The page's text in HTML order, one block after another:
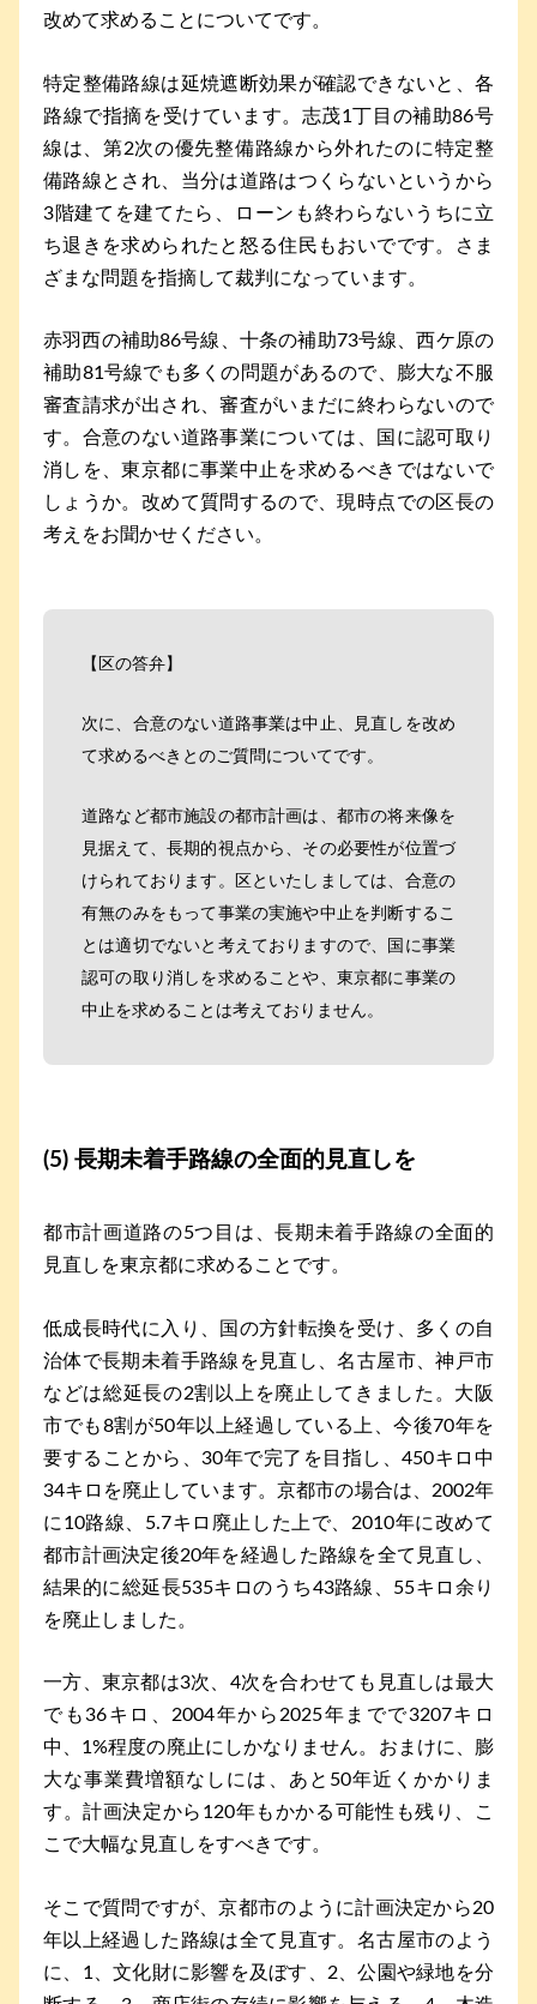
改めて求めることについてです。
特定整備路線は延焼遮断効果が確認できないと、各
路線で指摘を受けています。志茂1丁目の補助86号
線は、第2次の優先整備路線から外れたのに特定整
備路線とされ、当分は道路はつくらないというから
3階建てを建てたら、ローンも終わらないうちに立
ち退きを求められたと怒る住民もおいでです。さま
ざまな問題を指摘して裁判になっています。
赤羽西の補助86号線、十条の補助73号線、西ケ原の
補助81号線でも多くの問題があるので、膨大な不服
審査請求が出され、審査がいまだに終わらないので
す。合意のない道路事業については、国に認可取り
消しを、東京都に事業中止を求めるべきではないで
しょうか。改めて質問するので、現時点での区長の
考えをお聞かせください。
【区の答弁】
次に、合意のない道路事業は中止、見直しを改め
て求めるべきとのご質問についてです。
道路など都市施設の都市計画は、都市の将来像を
見据えて、長期的視点から、その必要性が位置づ
けられております。区といたしましては、合意の
有無のみをもって事業の実施や中止を判断するこ
とは適切でないと考えておりますので、国に事業
認可の取り消しを求めることや、東京都に事業の
中止を求めることは考えておりません。
(5) 長期未着手路線の全面的見直しを
都市計画道路の5つ目は、長期未着手路線の全面的
見直しを東京都に求めることです。
低成長時代に入り、国の方針転換を受け、多くの自
治体で長期未着手路線を見直し、名古屋市、神戸市
などは総延長の2割以上を廃止してきました。大阪
市でも8割が50年以上経過している上、今後70年を
要することから、30年で完了を目指し、450キロ中
34キロを廃止しています。京都市の場合は、2002年
に10路線、5.7キロ廃止した上で、2010年に改めて
都市計画決定後20年を経過した路線を全て見直し、
結果的に総延長535キロのうち43路線、55キロ余り
を廃止しました。
一方、東京都は3次、4次を合わせても見直しは最大
でも36キロ、2004年から2025年までで3207キロ
中、1%程度の廃止にしかなりません。おまけに、膨
大な事業費増額なしには、あと50年近くかかりま
す。計画決定から120年もかかる可能性も残り、こ
こで大幅な見直しをすべきです。
そこで質問ですが、京都市のように計画決定から20
年以上経過した路線は全て見直す。名古屋市のよう
に、1、文化財に影響を及ぼす、2、公園や緑地を分